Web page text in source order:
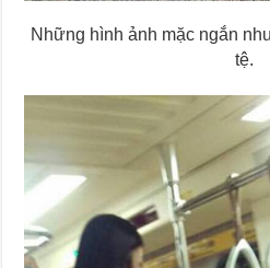
Những hình ảnh mặc ngắn
tệ.